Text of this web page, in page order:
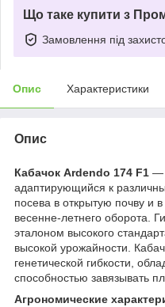
Що таке купити з
Замовлення під
Опис Характеристики
Опис
Кабачок Ardendo 174 F1 —
адаптирующийся к
посева в открытую почву и
весенне-летнего оборота.
эталоном высокого
высокой урожайности.
генетической гибкости,
способностью завязывать
Агрономические